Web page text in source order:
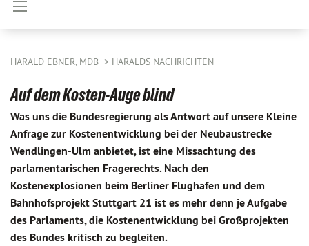
HARALD EBNER, MDB HARALDS NACHRICHTEN
Auf dem Kosten-Auge blind
Was uns die Bundesregierung als Antwort auf unsere Kleine
Anfrage zur Kostenentwicklung bei der Neubaustrecke
Wendlingen-Ulm anbietet, ist eine Missachtung des
parlamentarischen Fragerechts. Nach den
Kostenexplosionen beim Berliner Flughafen und dem
Bahnhofsprojekt Stuttgart 21 ist es mehr denn je Aufgabe
des Parlaments, die Kostenentwicklung bei Großprojekten
des Bundes kritisch zu begleiten.